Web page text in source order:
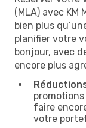
(MLA) avec KM
bien plus
planifier votre
bonjour, avec
encore plus
faire
votre